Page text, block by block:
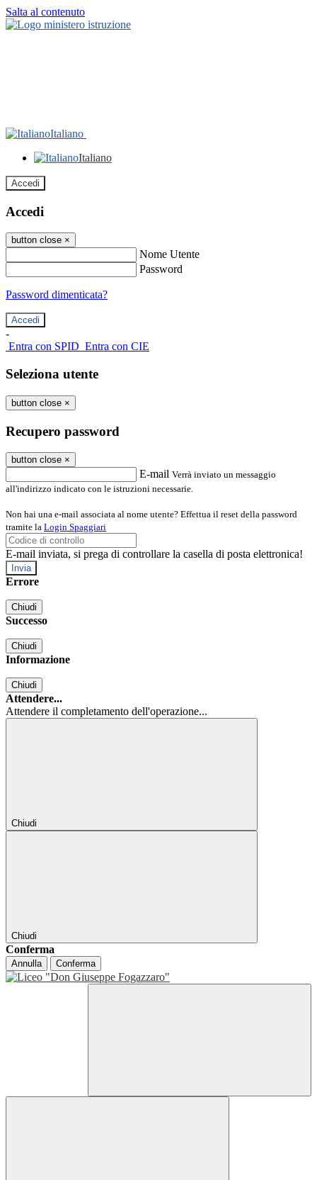
Salta al contenuto
Italiano
Italiano
Accedi
Accedi
button close ×
Nome Utente
Password
Password dimenticata?
-
Entra con SPID Entra con CIE
Seleziona utente
button close ×
Recupero password
button close ×
E-mail Verrà inviato un messaggio
all'indirizzo indicato con le istruzioni necessarie.
Non hai una e-mail associata al nome utente? Effettua il reset della password
tramite la Login Spaggiari
E-mail inviata, si prega di controllare la casella di posta elettronica!
Errore
Chiudi
Successo
Chiudi
Informazione
Chiudi
Attendere...
Attendere il completamento dell'operazione...
Chiudi
Chiudi
Conferma
Annulla Conferma